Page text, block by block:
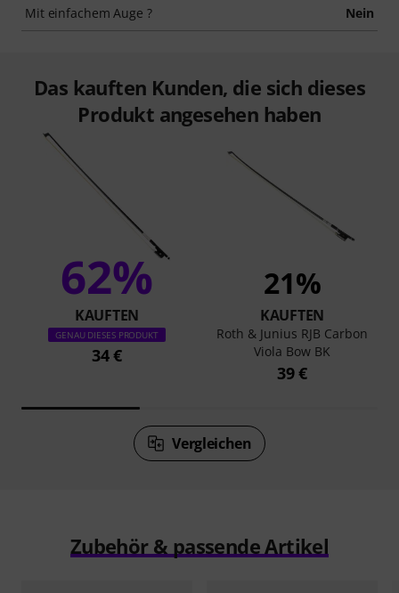
Mit einfachem Auge ? Nein
Das kauften Kunden, die sich dieses
Produkt angesehen haben
62%
KAUFTEN
GENAU DIESES PRODUKT
34 €
21%
KAUFTEN
Roth & Junius RJB Carbon
Viola Bow BK
39 €
Vergleichen
Zubehör & passende Artikel